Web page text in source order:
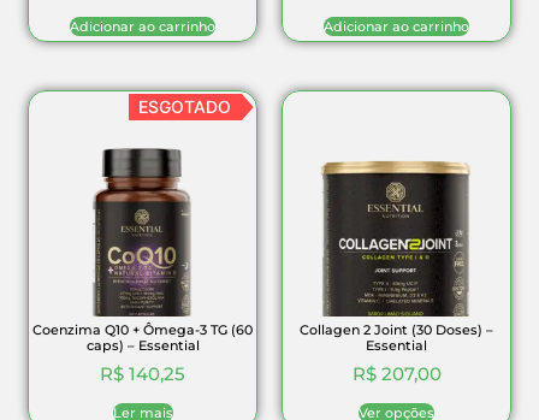
Adicionar ao carrinho Adicionar ao carrinho
ESGOTADO
Coenzima Q10 + Ômega-3 TG (60
caps) – Essential
R$ 140,25
Ler mais
Collagen 2 Joint (30 Doses) –
Essential
R$207,00
Ver opções